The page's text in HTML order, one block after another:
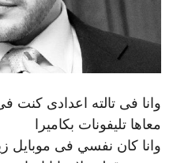
وانا فى تالته اعدادى
معاها تليفونات بكاميرا
وانا كان نفسي فى موبايل